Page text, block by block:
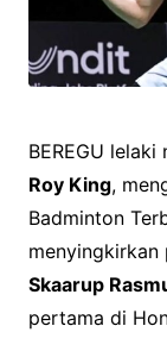
BEREGU lelaki
Roy King,
Badminton
menyingkirkan
Skaarup
pertama di